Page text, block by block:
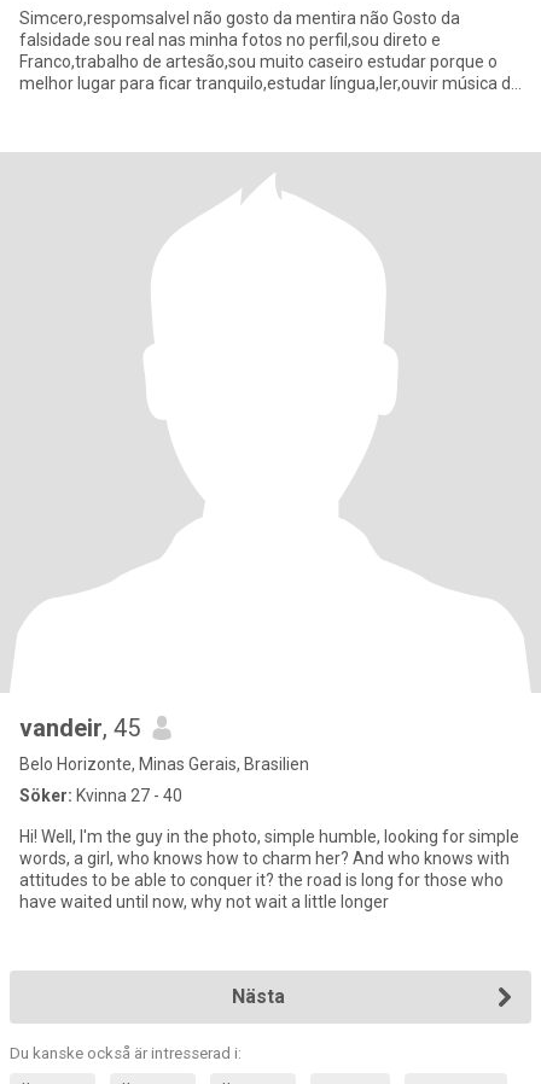
Simcero,respomsalvel não gosto da mentira não Gosto da
falsidade sou real nas minha fotos no perfil,sou direto e
Franco,trabalho de artesão,sou muito caseiro estudar porque o
melhor lugar para ficar tranquilo,estudar língua,ler,ouvir música de
vandeir, 45
Belo Horizonte, Minas Gerais, Brasilien
Söker: Kvinna 27 - 40
Hi! Well, I'm the guy in the photo, simple humble, looking for simple
words, a girl, who knows how to charm her? And who knows with
attitudes to be able to conquer it? the road is long for those who
have waited until now, why not wait a little longer
Nästa
Du kanske också är intresserad i: